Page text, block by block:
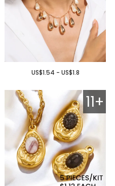
US$1.54 - US$1.8
11+